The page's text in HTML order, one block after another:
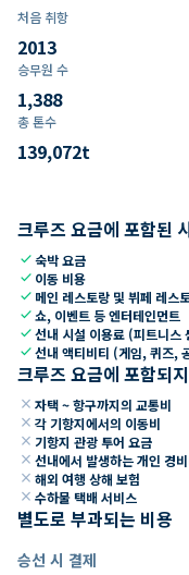
처음 취항
2013
승무원 수
1,388
총 톤수
139,072t
크루즈 요금에 포함된
check숙박 요금
check 이동 비용
check 메인 레스토랑 및 뷔페 레스
check쇼, 이벤트 등 엔터테인먼트
check선내 시설 이용료 (피트니스
check선내 액티비티 (게임, 퀴즈,
크루즈 요금에 포함되
close 자택 ~ 항구까지의 교통비
close 각 기항지에서의 이동비
close 기항지 관광 투어 요금
close 선내에서 발생하는 개인 경
close 해외 여행 상해 보험
close 수하물 택배 서비스
별도로 부과되는 비용
승선 시 결제